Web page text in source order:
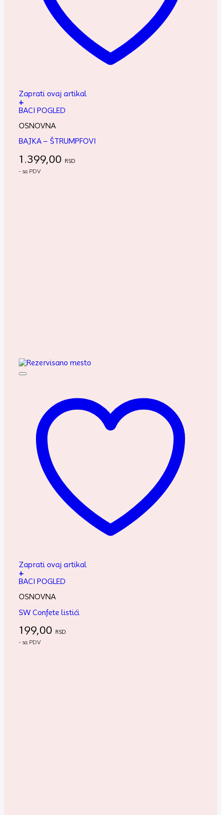
Zaprati ovaj artikal
+
BACI POGLED
OSNOVNA
BAJKA – ŠTRUMPFOVI
1.399,00 RSD
- sa PDV
Zaprati ovaj artikal
+
BACI POGLED
OSNOVNA
SW Confete listići
199,00 RSD
- sa PDV